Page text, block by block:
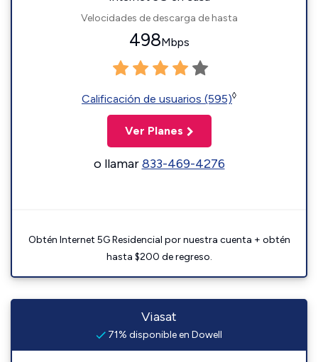
Velocidades de descarga de hasta
498Mbps
Calificación de usuarios (595)◊
Ver Planes
o llamar833-469-4276
Obtén Internet 5G Residencial por nuestra cuenta + obtén
hasta $200 de regreso.
Viasat
71% disponible en Dowell